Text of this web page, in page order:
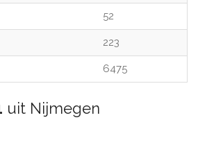
52
223
6475
uit Nijmegen